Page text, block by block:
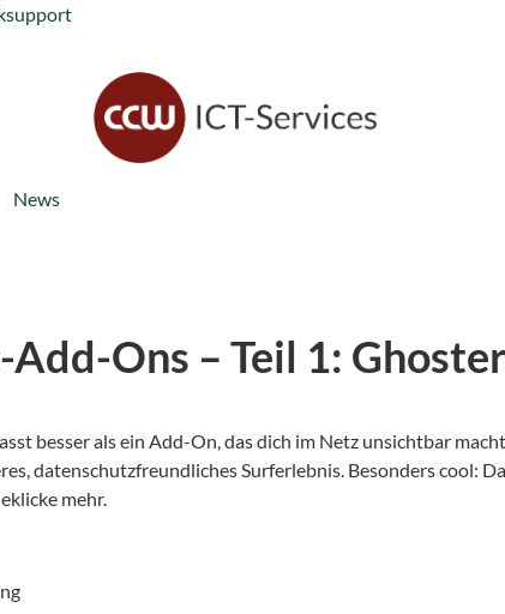
News
Ons – Teil 1:
besser als ein Add-On, das dich im Netz unsichtbar
datenschutzfreundliches Surferlebnis. Besonders cool:
mehr.